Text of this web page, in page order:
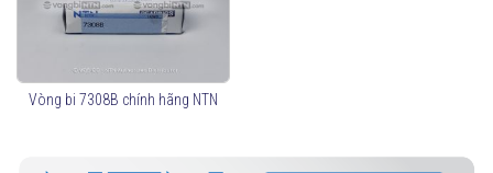
Chịu tải theo một hướng (cần lắp ghép theo cặp nếu chịu tải
Góc tiếp xúc phổ biến: 15°, 25°, 30°, 40°.
Mã sản phẩm phổ biến:
7000 series (tốc độ cao, chính xác cao)
7300 series (chịu tải lớn hơn)
Vòng bi 7308B chính hãng NTN